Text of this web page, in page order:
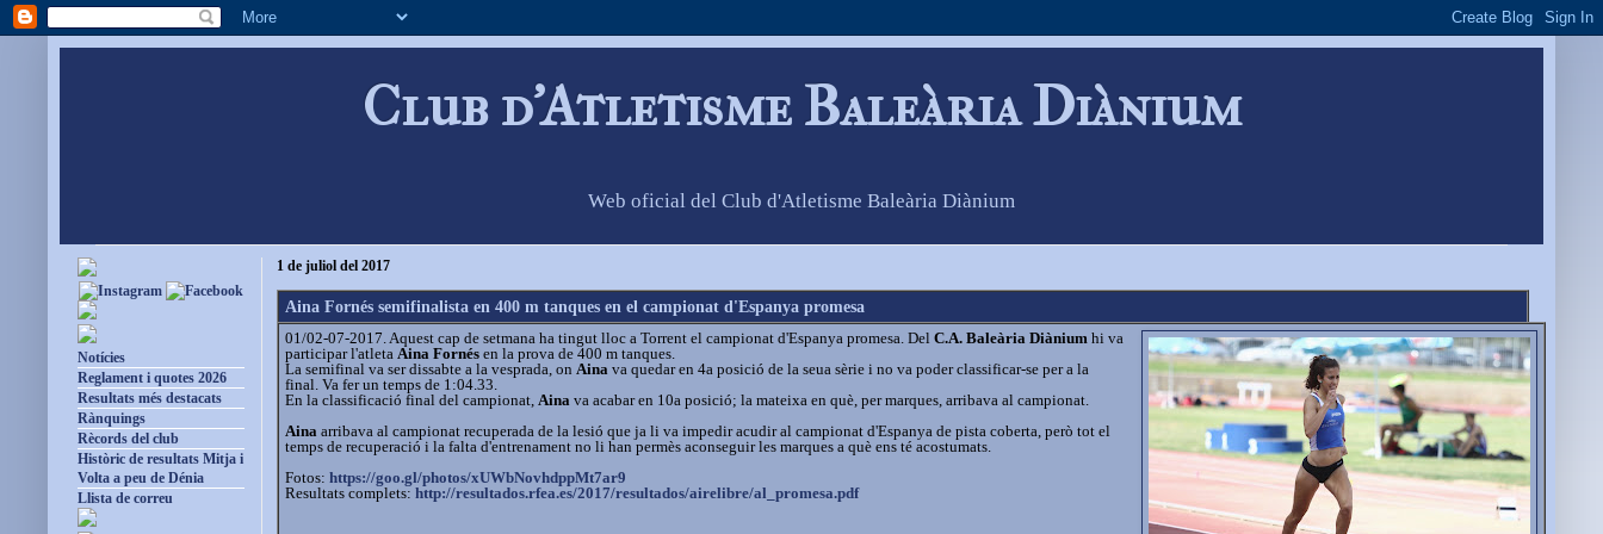
Club d'Atletisme Baleària Diànium
Web oficial del Club d'Atletisme Baleària Diànium
1 de juliol del 2017
Aina Fornés semifinalista en 400 m tanques en el campionat d'Espanya promesa
01/02-07-2017. Aquest cap de setmana ha tingut lloc a Torrent el campionat d'Espanya promesa. Del C.A. Baleària Diànium hi va
participar l'atleta Aina Fornés en la prova de 400 m tanques.
La semifinal va ser dissabte a la vesprada, on Aina va quedar en 4a posició de la seua sèrie i no va poder classificar-se per a la
final. Va fer un temps de 1:04.33.
En la classificació final del campionat, Aina va acabar en 10a posició; la mateixa en què, per marques, arribava al campionat.
Aina arribava al campionat recuperada de la lesió que ja li va impedir acudir al campionat d'Espanya de pista coberta, però tot el
temps de recuperació i la falta d'entrenament no li han permès aconseguir les marques a què ens té acostumats.
Fotos: https://goo.gl/photos/xUWbNovhdppMt7ar9
Resultats complets: http://resultados.rfea.es/2017/resultados/airelibre/al_promesa.pdf
Notícies
Reglament i quotes 2026
Resultats més destacats
Rànquings
Rècords del club
Històric de resultats Mitja i
Volta a peu de Dénia
Llista de correu